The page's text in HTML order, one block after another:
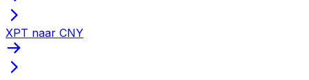
XPT naar CNY